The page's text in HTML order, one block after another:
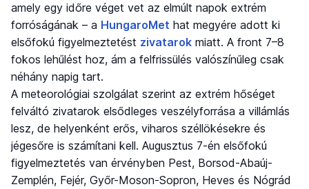
amely egy időre véget vet az elmúlt napok extrém
forróságának – a HungaroMet hat megyére adott ki
elsőfokú figyelmeztetést zivatarok miatt. A front 7–8
fokos lehűlést hoz, ám a felfrissülés valószínűleg csak
néhány napig tart.
A meteorológiai szolgálat szerint az extrém hőséget
felváltó zivatarok elsődleges veszélyforrása a villámlás
lesz, de helyenként erős, viharos széllökésekre és
jégesőre is számítani kell. Augusztus 7-én elsőfokú
figyelmeztetés van érvényben Pest, Borsod-Abaúj-
Zemplén, Fejér, Győr-Moson-Sopron, Heves és Nógrád